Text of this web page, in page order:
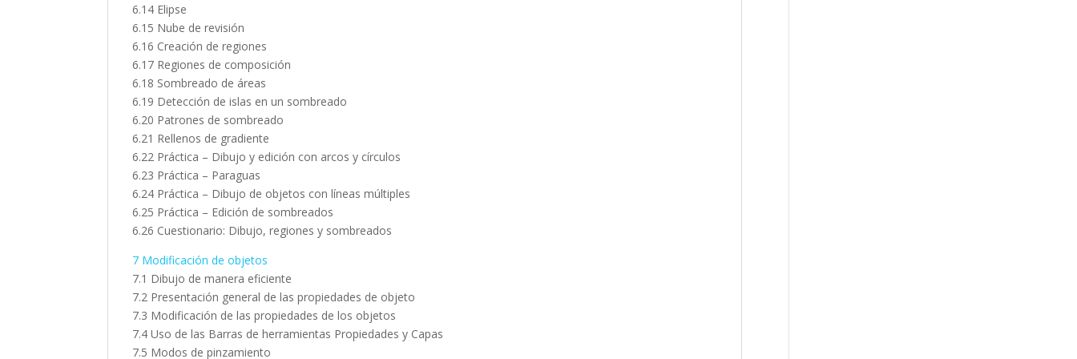
6.14 Elipse
6.15 Nube de revisión
6.16 Creación de regiones
6.17 Regiones de composición
6.18 Sombreado de áreas
6.19 Detección de islas en un sombreado
6.20 Patrones de sombreado
6.21 Rellenos de gradiente
6.22 Práctica – Dibujo y edición con arcos y círculos
6.23 Práctica – Paraguas
6.24 Práctica – Dibujo de objetos con líneas múltiples
6.25 Práctica – Edición de sombreados
6.26 Cuestionario: Dibujo, regiones y sombreados
7 Modificación de objetos
7.1 Dibujo de manera eficiente
7.2 Presentación general de las propiedades de objeto
7.3 Modificación de las propiedades de los objetos
7.4 Uso de las Barras de herramientas Propiedades y Capas
7.5 Modos de pinzamiento